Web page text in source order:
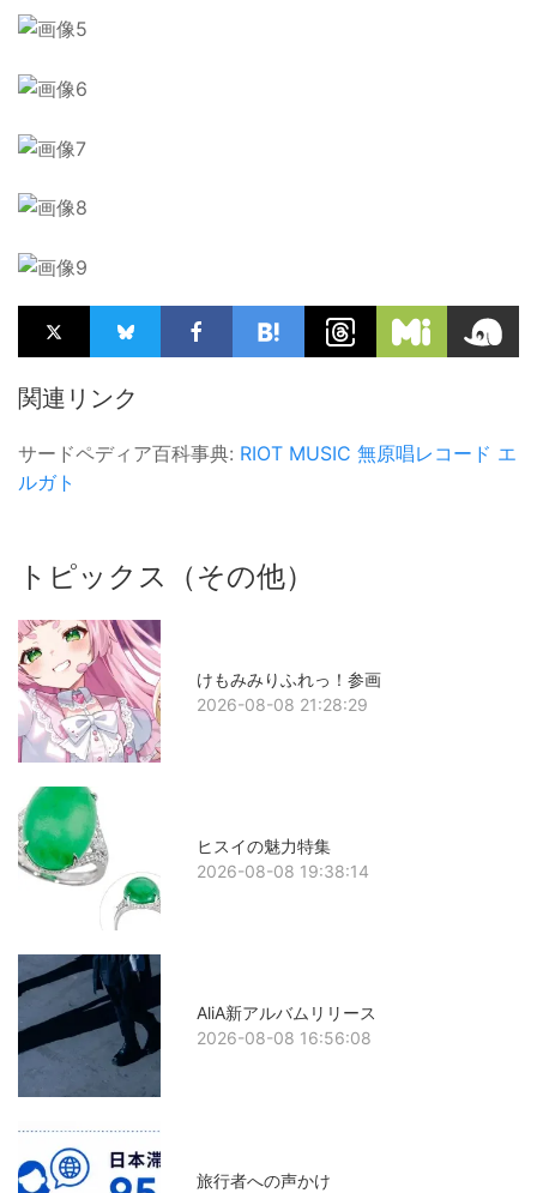
関連リンク
サードペディア百科事典: RIOT MUSIC 無原唱レコード エ
ルガト
トピックス（その他）
けもみみりふれっ！参画
2026-08-08 21:28:29
ヒスイの魅力特集
2026-08-08 19:38:14
AliA新アルバムリリース
2026-08-08 16:56:08
旅行者への声かけ